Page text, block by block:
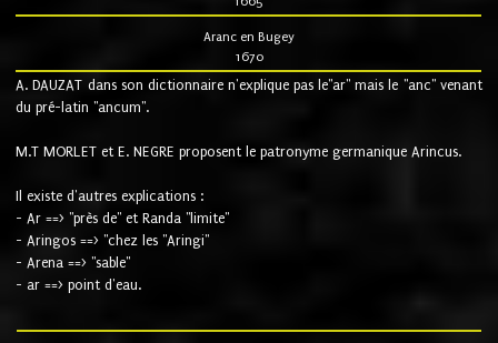
Aranc en Bugey
1670
A. DAUZAT dans son dictionnaire n'explique pas le"ar" mais le "anc" venant
du pré-latin "ancum".
M.T MORLET et E. NEGRE proposent le patronyme germanique Arincus.
Il existe d'autres explications :
- Ar ==> "près de" et Randa "limite"
- Aringos ==> "chez les "Aringi"
- Arena ==> "sable"
- ar ==> point d'eau.